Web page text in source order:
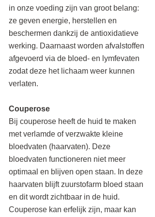
in onze voeding zijn van groot belang:
ze geven energie, herstellen en
beschermen dankzij de antioxidatieve
werking. Daarnaast worden afvalstoffen
afgevoerd via de bloed- en lymfevaten
zodat deze het lichaam weer kunnen
verlaten.
Couperose
Bij couperose heeft de huid te maken
met verlamde of verzwakte kleine
bloedvaten (haarvaten). Deze
bloedvaten functioneren niet meer
optimaal en blijven open staan. In deze
haarvaten blijft zuurstofarm bloed staan
en dit wordt zichtbaar in de huid.
Couperose kan erfelijk zijn, maar kan